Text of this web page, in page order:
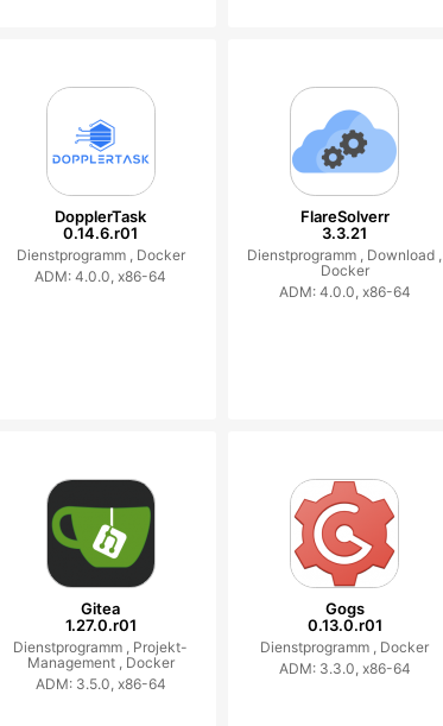
DopplerTask
0.14.6.r01
Dienstprogramm , Docker
ADM: 4.0.0, x86-64
FlareSolverr
3.3.21
Dienstprogramm , Download ,
Docker
ADM: 4.0.0, x86-64
Gitea
1.27.0.r01
Dienstprogramm , Projekt-
Management , Docker
ADM: 3.5.0, x86-64
Gogs
0.13.0.r01
Dienstprogramm , Docker
ADM: 3.3.0, x86-64